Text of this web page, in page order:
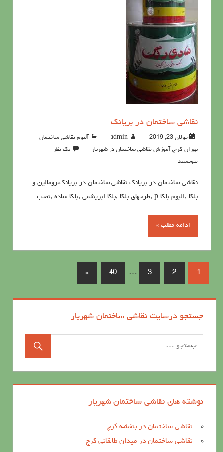
نقاشی ساختمان در بریانک
جولای 23, 2019 admin
آلبوم نقاشی ساختمان
تهران-کرج, آموزش نقاشی ساختمان در شهریار
یک نظر
بنویسید
نقاشی ساختمان در بریانک نقاشی ساختمان در بریانک،رومالین و
بلکا ,البوم بلکا p ,طرحهای بلکا ,بلکا ابریشمی ,بلکا ساده ,نصب
ادامه مطلب »
1
2
3
…
40
»
جستجو درسایت نقاشی ساختمان شهریار
نوشته های نقاشی ساختمان شهریار
نقاشی ساختمان در بنفشه کرج
نقاشی ساختمان در میدان طالقانی کرج